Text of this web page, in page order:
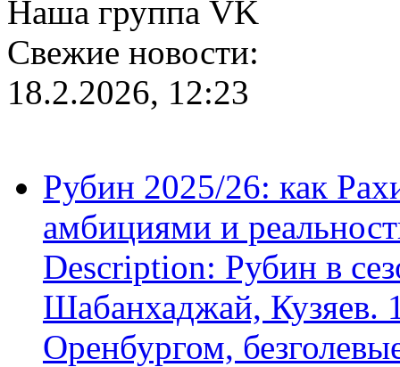
Наша группа VK
Свежие новости:
18.2.2026, 12:23
Рубин 2025/26: как
амбициями и
Description: Рубин в
Шабанхаджай, Кузяев.
Оренбургом,